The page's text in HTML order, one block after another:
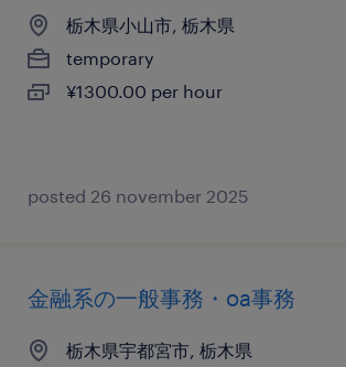
栃木県小山市, 栃木県
temporary
¥1300.00 per hour
posted 26 november 2025
金融系の一般事務・oa事務
栃木県宇都宮市, 栃木県